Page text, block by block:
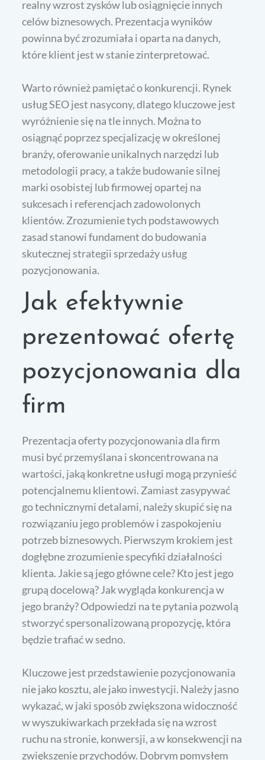
realny wzrost zysków lub osiągnięcie innych
celów biznesowych. Prezentacja wyników
powinna być zrozumiała i oparta na danych,
które klient jest w stanie zinterpretować.
Warto również pamiętać o konkurencji. Rynek
usług SEO jest nasycony, dlatego kluczowe jest
wyróżnienie się na tle innych. Można to
osiągnąć poprzez specjalizację w określonej
branży, oferowanie unikalnych narzędzi lub
metodologii pracy, a także budowanie silnej
marki osobistej lub firmowej opartej na
sukcesach i referencjach zadowolonych
klientów. Zrozumienie tych podstawowych
zasad stanowi fundament do budowania
skutecznej strategii sprzedaży usług
pozycjonowania.
Jak efektywnie
prezentować ofertę
pozycjonowania dla
firm
Prezentacja oferty pozycjonowania dla firm
musi być przemyślana i skoncentrowana na
wartości, jaką konkretne usługi mogą przynieść
potencjalnemu klientowi. Zamiast zasypywać
go technicznymi detalami, należy skupić się na
rozwiązaniu jego problemów i zaspokojeniu
potrzeb biznesowych. Pierwszym krokiem jest
dogłębne zrozumienie specyfiki działalności
klienta. Jakie są jego główne cele? Kto jest jego
grupą docelową? Jak wygląda konkurencja w
jego branży? Odpowiedzi na te pytania pozwolą
stworzyć spersonalizowaną propozycję, która
będzie trafiać w sedno.
Kluczowe jest przedstawienie pozycjonowania
nie jako kosztu, ale jako inwestycji. Należy jasno
wykazać, w jaki sposób zwiększona widoczność
w wyszukiwarkach przekłada się na wzrost
ruchu na stronie, konwersji, a w konsekwencji na
zwiększenie przychodów. Dobrym pomysłem